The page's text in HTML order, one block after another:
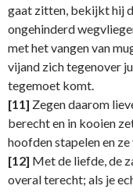
gaat zitten, bekijkt hij
ongehinderd
met het vangen van
vijand zich tegenover
tegemoet komt.
[11] Zegen daarom
berecht en in kooien
hoofden stapelen en
[12] Met de liefde, de
overal terecht; als je